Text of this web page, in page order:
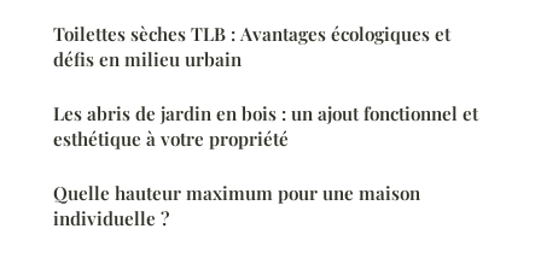
Toilettes sèches TLB : Avantages écologiques et
défis en milieu urbain
Les abris de jardin en bois : un ajout fonctionnel et
esthétique à votre propriété
Quelle hauteur maximum pour une maison
individuelle ?